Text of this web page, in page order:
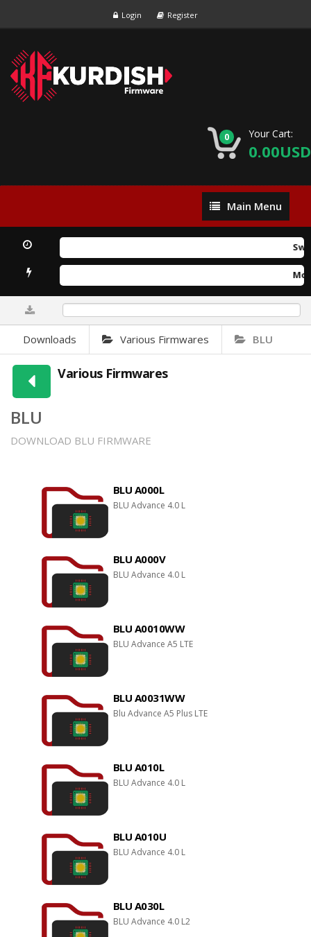
Login Register
0 Your Cart:
0.00USD
Main
Menu
Main Menu
Mobile
Downloads Various Firmwares BLU
Various Firmwares
BLU
DOWNLOAD BLU FIRMWARE
BLU A000L
BLU Advance 4.0 L
BLU A000V
BLU Advance 4.0 L
BLU A0010WW
BLU Advance A5 LTE
BLU A0031WW
Blu Advance A5 Plus LTE
BLU A010L
BLU Advance 4.0 L
BLU A010U
BLU Advance 4.0 L
BLU A030L
BLU Advance 4.0 L2